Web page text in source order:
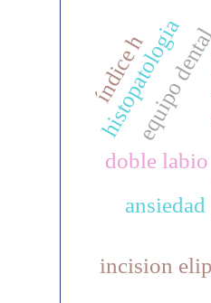
doble labio
incision
equipo
histopatologia
ansiedad
índice h